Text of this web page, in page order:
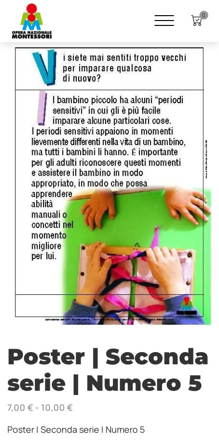
0
Poster | Seconda
serie | Numero 5
7,00 € - 10,00 €
Poster | Seconda serie | Numero 5